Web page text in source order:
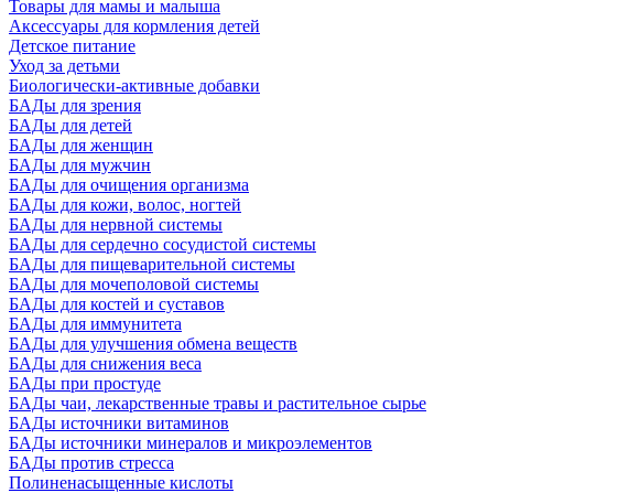
Товары для мамы и малыша
Аксессуары для кормления детей
Детское питание
Уход за детьми
Биологически-активные добавки
БАДы для зрения
БАДы для детей
БАДы для женщин
БАДы для мужчин
БАДы для очищения организма
БАДы для кожи, волос, ногтей
БАДы для нервной системы
БАДы для сердечно сосудистой системы
БАДы для пищеварительной системы
БАДы для мочеполовой системы
БАДы для костей и суставов
БАДы для иммунитета
БАДы для улучшения обмена веществ
БАДы для снижения веса
БАДы при простуде
БАДы чаи, лекарственные травы и растительное сырье
БАДы источники витаминов
БАДы источники минералов и микроэлементов
БАДы против стресса
Полиненасыщенные кислоты